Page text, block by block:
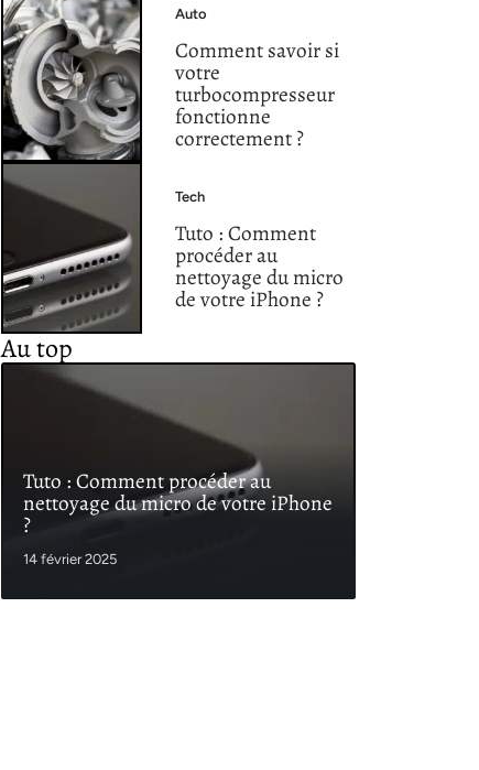
Auto
Comment savoir si
votre
turbocompresseur
fonctionne
correctement ?
Tech
Tuto : Comment
procéder au
nettoyage du micro
de votre iPhone ?
Au top
Tuto : Comment procéder au
nettoyage du micro de votre iPhone
?
14 février 2025